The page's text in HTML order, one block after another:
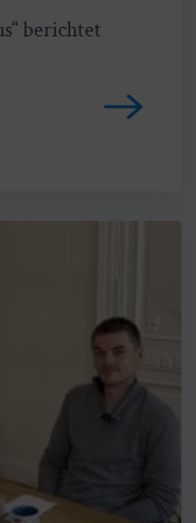
berichtet